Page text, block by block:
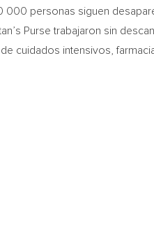
000 personas siguen
Purse trabajaron sin
cuidados intensivos,